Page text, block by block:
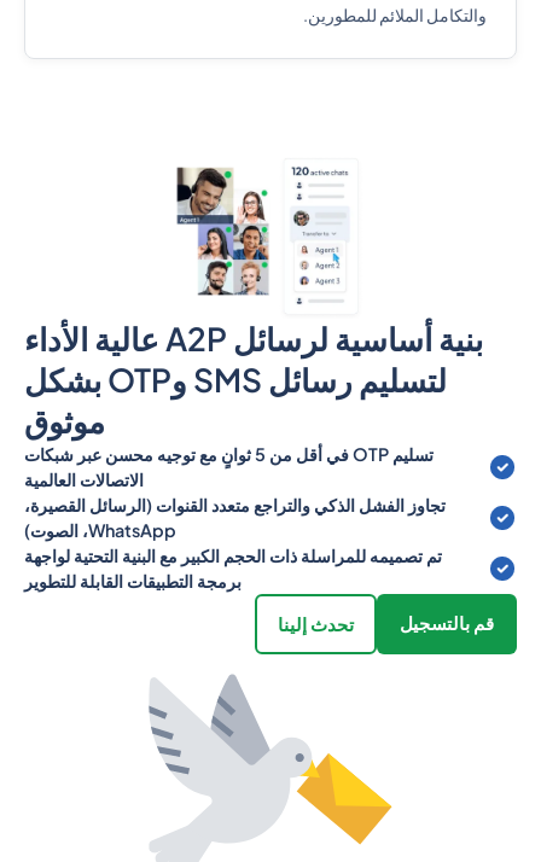
والتكامل الملائم للمطورين.
بنية أساسية لرسائل A2P عالية الأداء
لتسليم رسائل SMS وOTP بشكل
موثوق
تسليم OTP في أقل من 5 ثوانٍ مع توجيه محسن عبر شبكات
الاتصالات العالمية
تجاوز الفشل الذكي والتراجع متعدد القنوات (الرسائل القصيرة،
WhatsApp، الصوت)
تم تصميمه للمراسلة ذات الحجم الكبير مع البنية التحتية لواجهة
برمجة التطبيقات القابلة للتطوير
قم بالتسجيل
تحدث إلينا